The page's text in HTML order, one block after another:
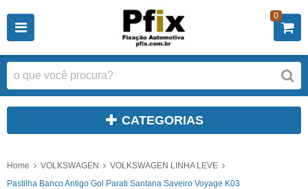
0
CATEGORIAS
Home VOLKSWAGEN
VOLKSWAGEN LINHA LEVE
Pastilha Banco Antigo Gol Parati Santana Saveiro Voyage K03